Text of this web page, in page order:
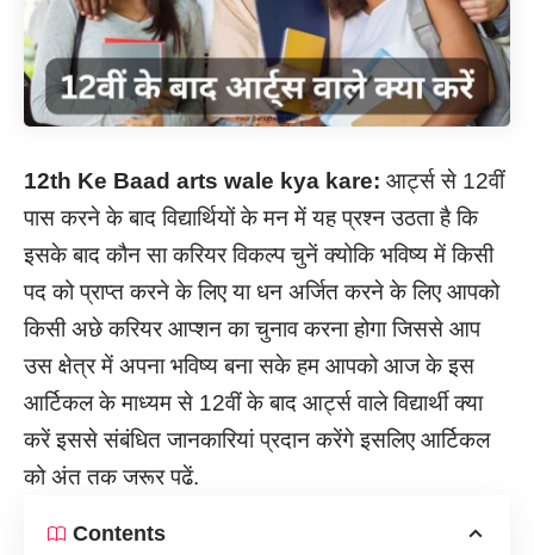
12th Ke Baad arts wale kya kare: आर्ट्स से 12वीं
पास करने के बाद विद्यार्थियों के मन में यह प्रश्न उठता है कि
इसके बाद कौन सा करियर विकल्प चुनें क्योकि भविष्य में किसी
पद को प्राप्त करने के लिए या धन अर्जित करने के लिए आपको
किसी अछे करियर आप्शन का चुनाव करना होगा जिससे आप
उस क्षेत्र में अपना भविष्य बना सके हम आपको आज के इस
आर्टिकल के माध्यम से 12वीं के बाद आर्ट्स वाले विद्यार्थी क्या
करें इससे संबंधित जानकारियां प्रदान करेंगे इसलिए आर्टिकल
को अंत तक जरूर पढें.
Contents